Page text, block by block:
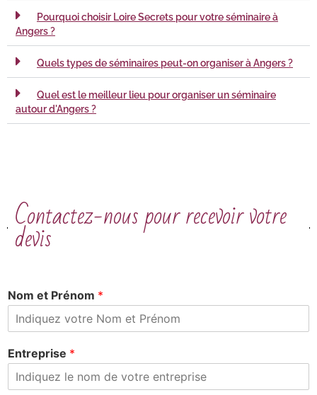
Pourquoi choisir Loire Secrets pour votre séminaire à
Angers ?
Quels types de séminaires peut-on organiser à Angers ?
Quel est le meilleur lieu pour organiser un séminaire
autour d'Angers ?
Contactez-nous pour recevoir votre
devis
Nom et Prénom *
Entreprise *